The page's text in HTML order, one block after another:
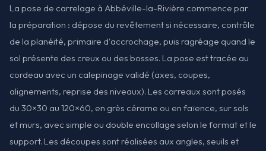
La pose de carrelage à Abbéville-la-Rivière commence par
la préparation : dépose du revêtement si nécessaire, contrôle
de la planéité, primaire d'accrochage, puis ragréage quand le
sol présente des creux ou des bosses. La pose est tracée au
cordeau avec un calepinage validé (axes, coupes,
alignements, reprise des niveaux). Les carreaux sont posés
du 30×30 au 120×60, en grès cérame ou en faïence, sur sols
et murs, avec simple ou double encollage selon le format et le
support. Les découpes sont réalisées aux angles, seuils et